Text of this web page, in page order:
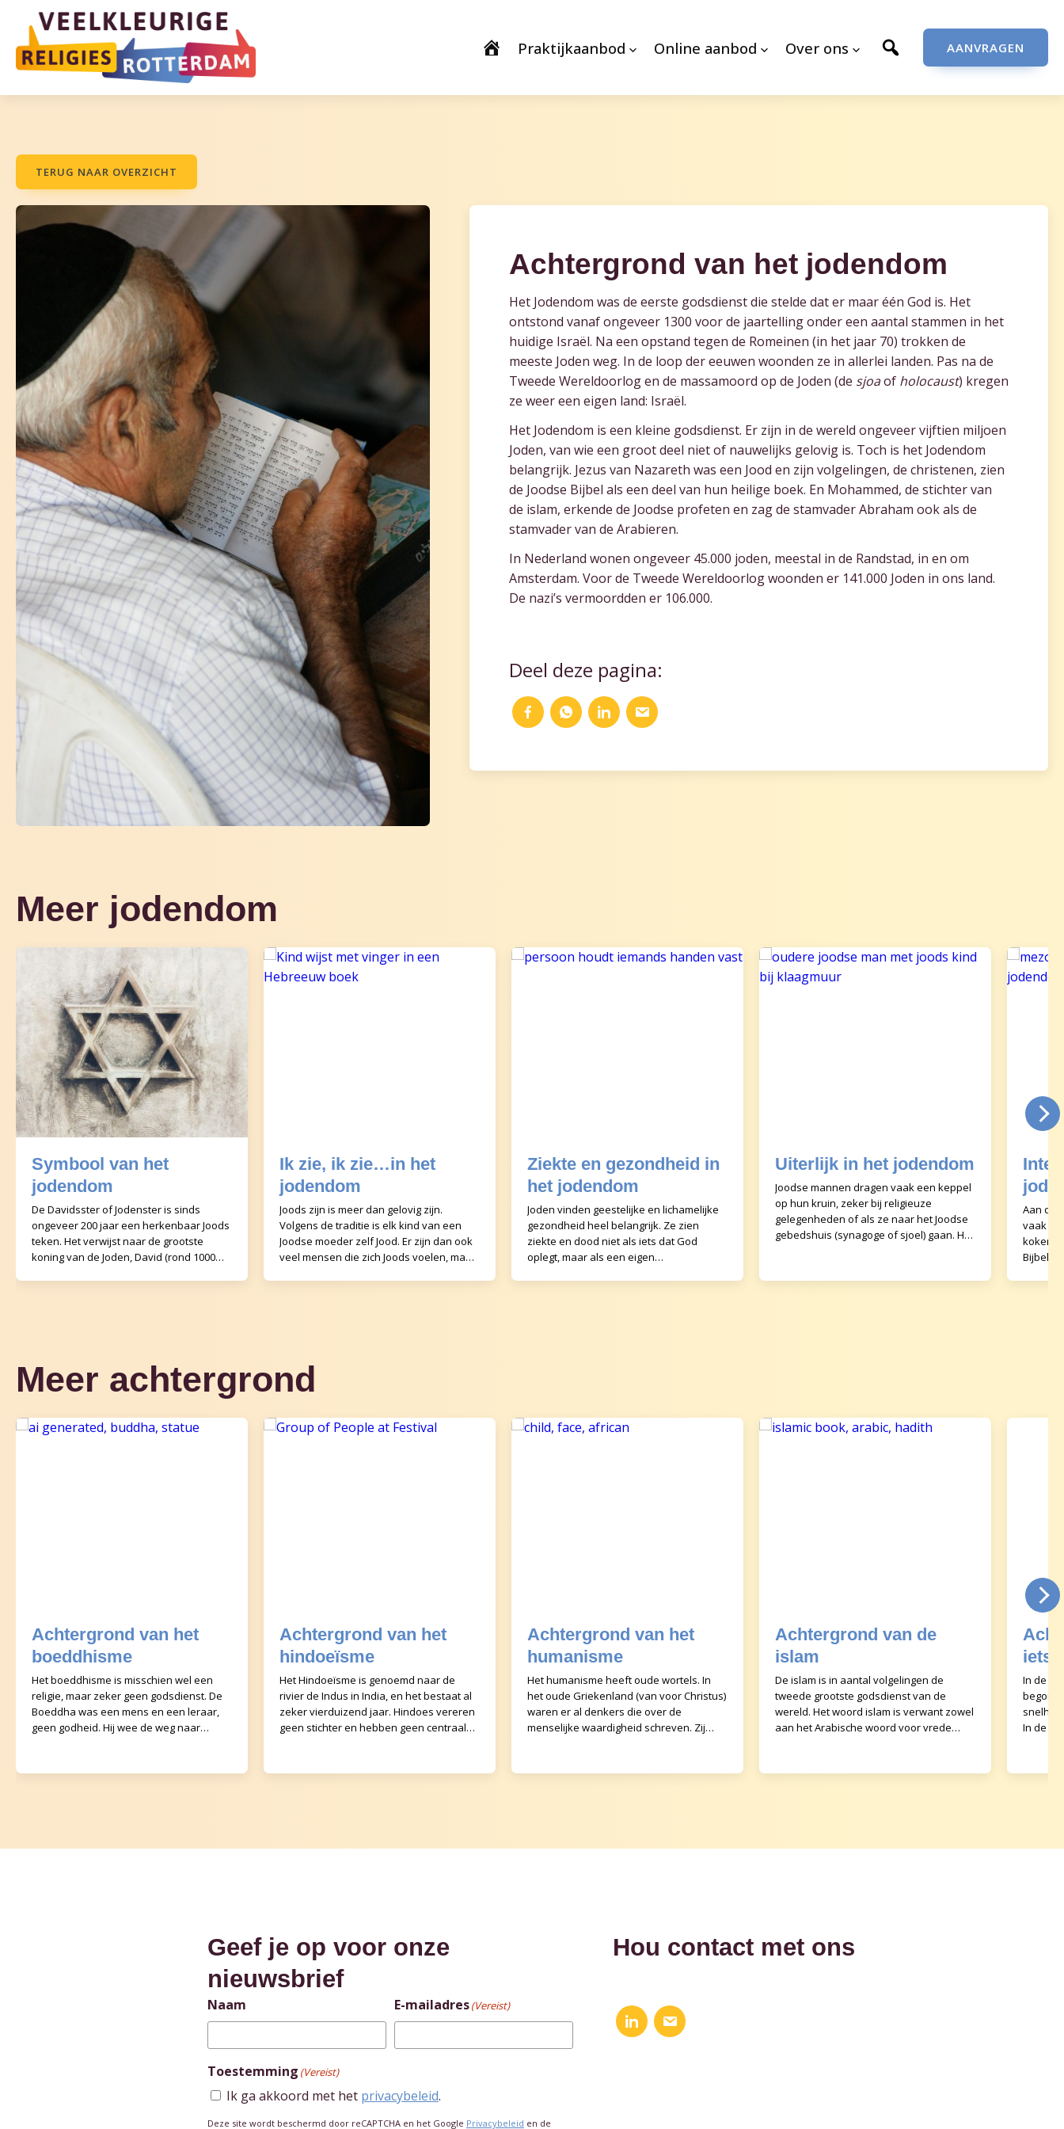
Praktijkaanbod Online aanbod Over ons AANVRAGEN
TERUG NAAR OVERZICHT
Achtergrond van het jodendom
Het Jodendom was de eerste godsdienst die stelde dat er maar één God is. Het
ontstond vanaf ongeveer 1300 voor de jaartelling onder een aantal stammen in het
huidige Israël. Na een opstand tegen de Romeinen (in het jaar 70) trokken de
meeste Joden weg. In de loop der eeuwen woonden ze in allerlei landen. Pas na de
Tweede Wereldoorlog en de massamoord op de Joden (de sjoaof holocaust) kregen
ze weer een eigen land: Israël.
Het Jodendom is een kleine godsdienst. Er zijn in de wereld ongeveer vijftien miljoen
Joden, van wie een groot deel niet of nauwelijks gelovig is. Toch is het Jodendom
belangrijk. Jezus van Nazareth was een Jood en zijn volgelingen, de christenen, zien
de Joodse Bijbel als een deel van hun heilige boek. En Mohammed, de stichter van
de islam, erkende de Joodse profeten en zag de stamvader Abraham ook als de
stamvader van de Arabieren.
In Nederland wonen ongeveer 45.000 joden, meestal in de Randstad, in en om
Amsterdam. Voor de Tweede Wereldoorlog woonden er 141.000 Joden in ons land.
De nazi’s vermoordden er 106.000.
Deel deze pagina:
Meer jodendom
Symbool van het
jodendom
De Davidsster of Jodenster is sinds
ongeveer 200 jaar een herkenbaar Joods
teken. Het verwijst naar de grootste
koning van de Joden, David (rond 1000
Ik zie, ik zie…in het
jodendom
Joods zijn is meer dan gelovig zijn.
Volgens de traditie is elk kind van een
Joodse moeder zelf Jood. Er zijn dan ook
veel mensen die zich Joods voelen, maar
Ziekte en gezondheid in
het jodendom
Joden vinden geestelijke en lichamelijke
gezondheid heel belangrijk. Ze zien
ziekte en dood niet als iets dat God
oplegt, maar als een eigen
Uiterlijk in het jodendom
Joodse mannen dragen vaak een keppel
op hun kruin, zeker bij religieuze
gelegenheden of als ze naar het Joodse
gebedshuis (synagoge of sjoel) gaan. Het
Aan de
vaak
Bijbel.
Meer achtergrond
Achtergrond van het
boeddhisme
Het boeddhisme is misschien wel een
religie, maar zeker geen godsdienst. De
Boeddha was een mens en een leraar,
geen godheid. Hij wee de weg naar
Achtergrond van het
hindoeïsme
Het Hindoeïsme is genoemd naar de
rivier de Indus in India, en het bestaat al
zeker vierduizend jaar. Hindoes vereren
geen stichter en hebben geen centraal
Achtergrond van het
humanisme
Het humanisme heeft oude wortels. In
het oude Griekenland (van voor Christus)
waren er al denkers die over de
menselijke waardigheid schreven. Zij
Achtergrond van de
islam
De islam is in aantal volgelingen de
tweede grootste godsdienst van de
wereld. Het woord islam is verwant zowel
aan het Arabische woord voor vrede
In de
begon
In de
Geef je op voor onze
nieuwsbrief
Naam E-mailadres(Vereist)
Toestemming (Vereist)
Ik ga akkoord met het privacybeleid.
Deze site wordt beschermd door reCAPTCHA en het Google Privacybeleid en de
Hou contact met ons